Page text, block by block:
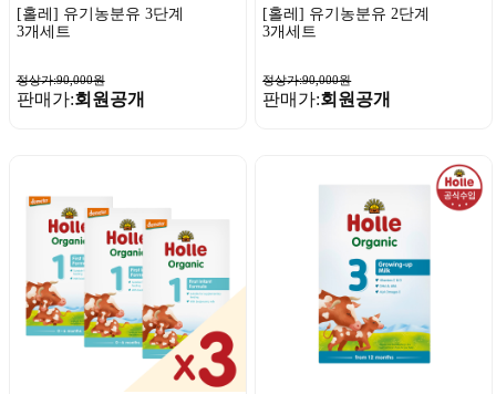
[홀레] 유기농분유 3단계
3개세트
정상가:90,000원
판매가:회원공개
[홀레] 유기농분유 2단계
3개세트
정상가:90,000원
판매가:회원공개